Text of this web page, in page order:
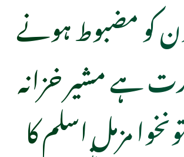
کو مضبوط ہونے
ہے مشیر خزانہ
مزمل اسلم کا